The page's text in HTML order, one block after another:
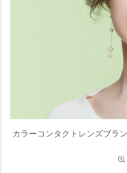
カラーコンタクトレンズブラ